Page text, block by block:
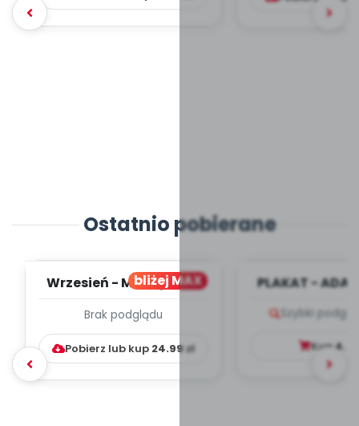
Ostatnio pobierane
bliżej MAX
Wrzesień - MIESIĘCZNY
WYCHOWAWCZO –
DYDAKTYC...
Brak podglądu
Pobierz lub kup 24.99 zł
PLAKAT -
Szybki
Kup